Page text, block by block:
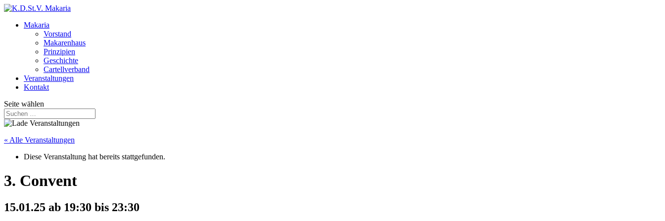
Makaria
Vorstand
Makarenhaus
Prinzipien
Geschichte
Cartellverband
Veranstaltungen
Kontakt
Seite wählen
« Alle Veranstaltungen
Diese Veranstaltung hat bereits stattgefunden.
3. Convent
15.01.25 ab 19:30 bis 23:30